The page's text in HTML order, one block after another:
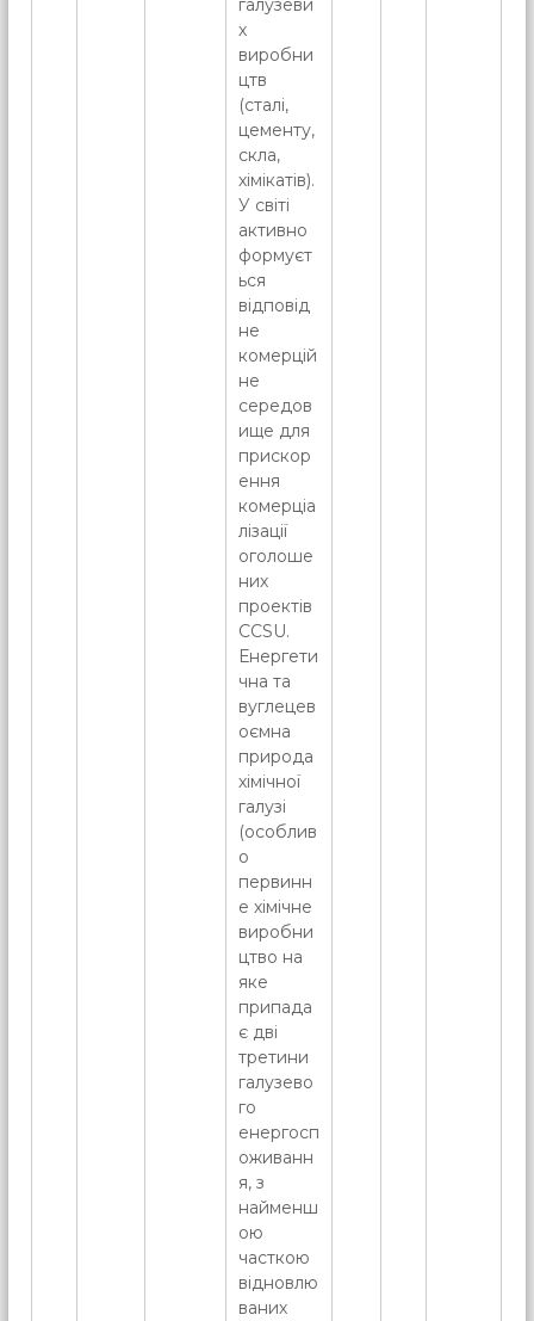
галузеви
х
виробни
цтв
(сталі,
цементу,
скла,
хімікатів).
У світі
активно
формуєт
ься
відповід
не
комерцій
не
середов
ище для
прискор
ення
комерціа
лізації
оголоше
них
проектів
CCSU.
Енергети
чна та
вуглецев
оємна
природа
хімічної
галузі
(особлив
о
первинн
е хімічне
виробни
цтво на
яке
припада
є дві
третини
галузево
го
енергосп
оживанн
я, з
найменш
ою
часткою
відновлю
ваних